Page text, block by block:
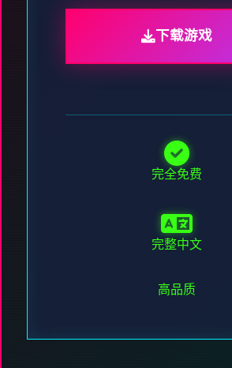
下载游戏
完全免费
完整中文
高品质